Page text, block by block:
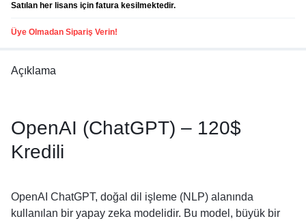
Satılan her lisans için fatura kesilmektedir.
Üye Olmadan Sipariş Verin!
Açıklama
OpenAI (ChatGPT) – 120$
Kredili
OpenAI ChatGPT, doğal dil işleme (NLP) alanında
kullanılan bir yapay zeka modelidir. Bu model, büyük bir